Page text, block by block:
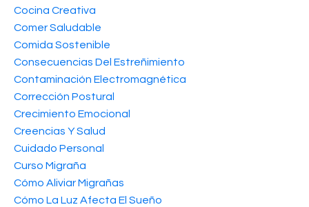
Cocina Creativa
Comer Saludable
Comida Sostenible
Consecuencias Del Estreñimiento
Contaminación Electromagnética
Corrección Postural
Crecimiento Emocional
Creencias Y Salud
Cuidado Personal
Curso Migraña
Cómo Aliviar Migrañas
Cómo La Luz Afecta El Sueño